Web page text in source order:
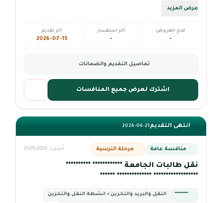
عرض المزيد
فتح العروض
-
آخر استفسار
-
آخر تقديم
2026-07-15
تفاصيل التقديم والضمانات
اشترك لعرض جميع المنافسات
انتهى التقديم2026-06-21
منافسة عامة مرحلة الترسية نُشرت 2026-05-21
نقل طالبات الجامعة ************ **********
****************** ************** ******
********* النقل والبريد والتخزين › انشطة النقل والتخزين